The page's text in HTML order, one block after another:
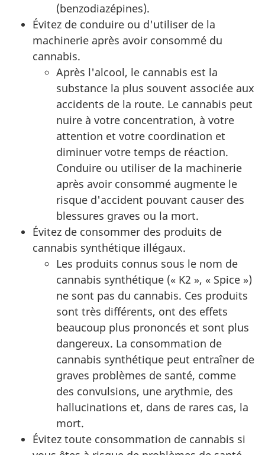
(benzodiazépines).
Évitez de conduire ou d'utiliser de la
machinerie après avoir consommé du
cannabis.
Après l'alcool, le cannabis est la
substance la plus souvent associée aux
accidents de la route. Le cannabis peut
nuire à votre concentration, à votre
attention et votre coordination et
diminuer votre temps de réaction.
Conduire ou utiliser de la machinerie
après avoir consommé augmente le
risque d'accident pouvant causer des
blessures graves ou la mort.
Évitez de consommer des produits de
cannabis synthétique illégaux.
Les produits connus sous le nom de
cannabis synthétique (« K2 », « Spice »)
ne sont pas du cannabis. Ces produits
sont très différents, ont des effets
beaucoup plus prononcés et sont plus
dangereux. La consommation de
cannabis synthétique peut entraîner de
graves problèmes de santé, comme
des convulsions, une arythmie, des
hallucinations et, dans de rares cas, la
mort.
Évitez toute consommation de cannabis si